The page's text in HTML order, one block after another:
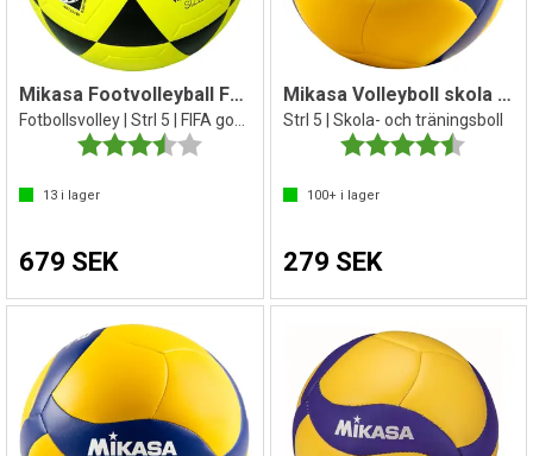
Mikasa Footvolleyball FT-5 BKY
Betyg:
3.8 utav 5 stjärnor
13 i lager
679 SEK
Mikasa Volleyboll skola V360W
Strl 5 | Skola- och träningsboll
Betyg:
100+i lager
279 SEK